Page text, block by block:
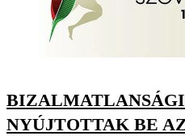
NYÚJTOTTAK BE